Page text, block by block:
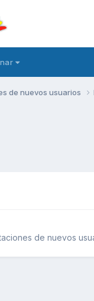
de nuevos usuarios
de nuevos